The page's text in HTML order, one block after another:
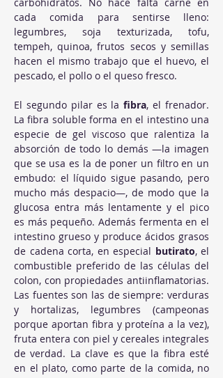
cada comida para sentirse lleno:
legumbres, soja texturizada, tofu,
tempeh, quinoa, frutos secos y semillas
hacen el mismo trabajo que el huevo, el
pescado, el pollo o el queso fresco.
El segundo pilar es la fibra, el frenador.
La fibra soluble forma en el intestino una
especie de gel viscoso que ralentiza la
absorción de todo lo demás —la imagen
que se usa es la de poner un filtro en un
embudo: el líquido sigue pasando, pero
mucho más despacio—, de modo que la
glucosa entra más lentamente y el pico
es más pequeño. Además fermenta en el
intestino grueso y produce ácidos grasos
de cadena corta, en especial butirato, el
combustible preferido de las células del
colon, con propiedades antiinflamatorias.
Las fuentes son las de siempre: verduras
y hortalizas, legumbres (campeonas
porque aportan fibra y proteína a la vez),
fruta entera con piel y cereales integrales
de verdad. La clave es que la fibra esté
en el plato, como parte de la comida, no